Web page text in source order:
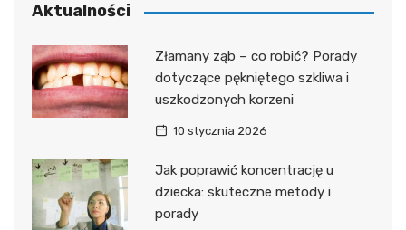
Aktualności
Złamany ząb – co robić? Porady
dotyczące pękniętego szkliwa i
uszkodzonych korzeni
10 stycznia 2026
Jak poprawić koncentrację u
dziecka: skuteczne metody i
porady